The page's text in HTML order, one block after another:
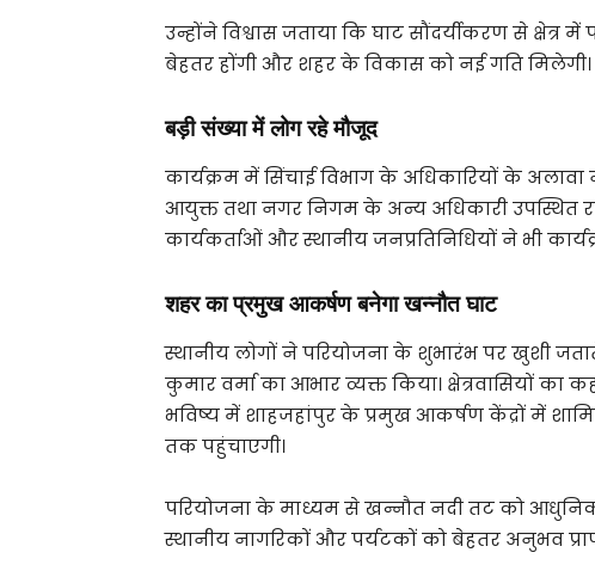
उन्होंने विश्वास जताया कि घाट सौंदर्यीकरण से क्षेत्र
बेहतर होंगी और शहर के विकास को नई गति मिलेगी।
बड़ी संख्या में लोग रहे मौजूद
कार्यक्रम में सिंचाई विभाग के अधिकारियों के
आयुक्त तथा नगर निगम के अन्य अधिकारी उपस्थित
कार्यकर्ताओं और स्थानीय जनप्रतिनिधियों ने भी
शहर का प्रमुख आकर्षण बनेगा खन्नौत घाट
स्थानीय लोगों ने परियोजना के शुभारंभ पर खुशी
कुमार वर्मा का आभार व्यक्त किया। क्षेत्रवासियों का
भविष्य में शाहजहांपुर के प्रमुख आकर्षण केंद्रों में
तक पहुंचाएगी।
परियोजना के माध्यम से खन्नौत नदी तट को
स्थानीय नागरिकों और पर्यटकों को बेहतर अनुभव